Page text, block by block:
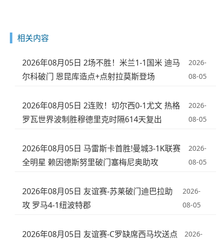
相关内容
2026年08月05日 2场不胜！米兰1-1国米 迪马
尔科破门 恩昆库造点+点射拉莫斯登场
2026-
08-05
2026年08月05日 2连败！切尔西0-1尤文 热格
罗瓦世界波制胜穆德里克时隔614天复出
2026-
08-05
2026年08月05日 马雷斯卡首胜!曼城3-1K联赛
全明星 赖因德斯努里破门塞梅尼奥助攻
2026-
08-05
2026年08月05日 友谊赛-苏莱破门迪巴拉助
攻 罗马4-1纽波特郡
2026-
08-05
2026年08月05日 友谊赛-C罗缺席西马坎送点
2026-